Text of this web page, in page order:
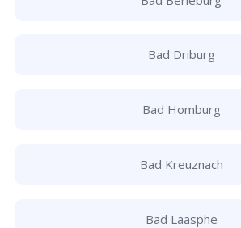
Bad Driburg
Bad Homburg
Bad Kreuznach
Bad Laasphe